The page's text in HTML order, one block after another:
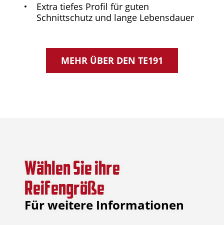
Extra tiefes Profil für guten
Schnittschutz und lange Lebensdauer
MEHR ÜBER DEN TE191
Wählen Sie ihre
Reifengröße
Für weitere Informationen